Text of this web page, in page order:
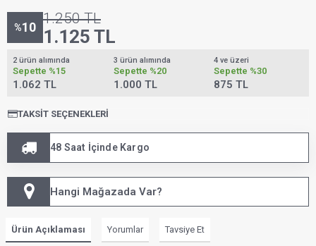
%10
1.250TL
1.125 TL
2 ürün alımında
Sepette %15
1.062 TL
3 ürün alımında
Sepette %20
1.000 TL
4 ve üzeri
Sepette %30
875 TL
TAKSIT SEÇENEKLERI
48 Saat İçinde Kargo
Hangi Mağazada Var?
Ürün Açıklaması Yorumlar Tavsiye Et